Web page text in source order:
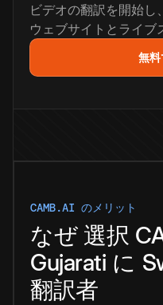
ビデオの翻訳を開始し、
ウェブサイトとライブ
無
CAMB.AI のメリット
なぜ 選択
Gujarati に
翻訳者